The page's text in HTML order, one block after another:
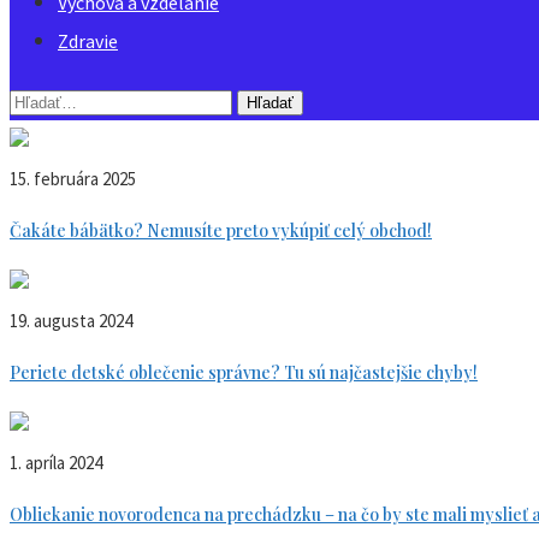
Zdravie
Vyhľadávanie
pre:
15. februára 2025
Čakáte bábätko? Nemusíte preto vykúpiť celý obchod!
19. augusta 2024
Periete detské oblečenie správne? Tu sú najčastejšie chyby!
1. apríla 2024
Obliekanie novorodenca na prechádzku – na čo by ste mali myslieť